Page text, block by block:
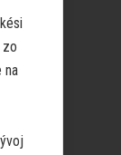
zo
na